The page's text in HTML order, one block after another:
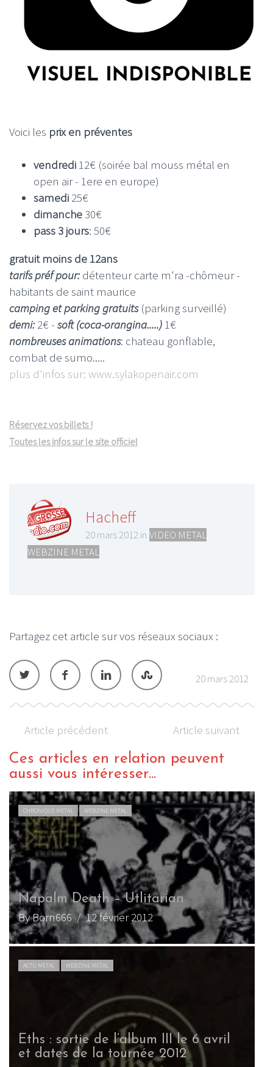
Voici les prix en préventes
vendredi 12€ (soirée bal mouss métal en
open air - 1ere en europe)
samedi 25€
dimanche 30€
pass 3 jours: 50€
gratuit moins de 12ans
tarifs préf pour: détenteur carte m'ra -chômeur -
habitants de saint maurice
camping et parking gratuits(parking surveillé)
demi: 2€ - soft (coca-orangina.....) 1€
nombreuses animations: chateau gonflable,
combat de sumo.....
plus d'infos sur: www.sylakopenair.com
Réservez vos billets !
Toutes les infos sur le site officiel
Hacheff
20 mars 2012 in VIDEO METAL
WEBZINE METAL
Partagez cet article sur vos réseaux sociaux :
20 mars 2012
Article précédent Article suivant
Ces articles en relation peuvent
aussi vous intéresser...
CHRONIQUE METAL WEBZINE METAL
Napalm Death – Utlitarian
By Born666/ 12 février 2012
ACTU METAL WEBZINE METAL
Eths : sortie de l’album III le 6 avril
et dates de la tournée 2012